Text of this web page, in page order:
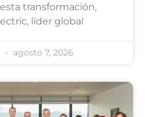
transformación,
líder global
agosto 7, 2026